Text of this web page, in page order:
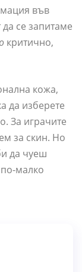
във
се запитаме
критично,
кожа,
да изберете
За играчите
за скин. Но
да чуеш
малко